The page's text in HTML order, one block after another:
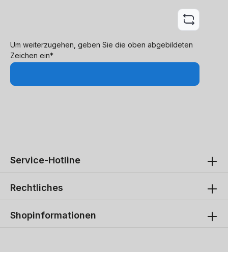
Um weiterzugehen, geben Sie die oben abgebildeten
Zeichen ein*
Service-Hotline
Rechtliches
Shopinformationen